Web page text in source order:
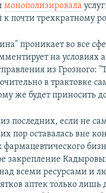
монополизировала
к почти трехкратному
проникает во все
на условиях
из Грозного:
в трактовке
же будет приносить
последних, если не
пор оставалась вне
фармацевтического
закрепление
всеми ресурсами и
аптек только лишь